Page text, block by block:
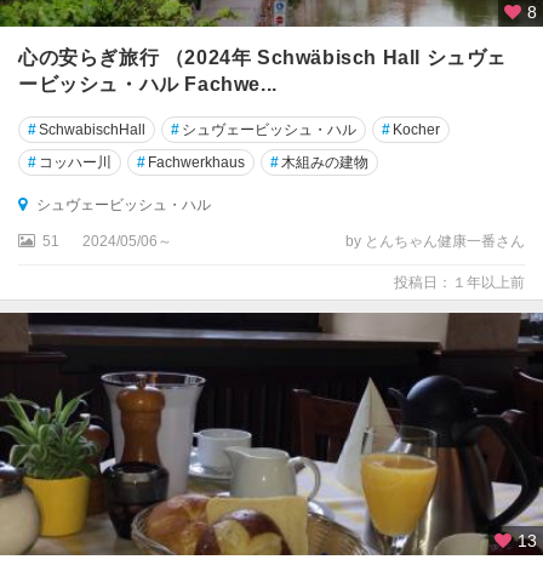
ン
ル
ク
ア
イ
ナ
ッ
ア
ウ
ス
ブ
ル
ク
シ
8
心の安らぎ旅行 （2024年 Schwäbisch Hall シュヴェ
ービッシュ・ハル Fachwe...
#SchwabischHall # シュヴェービッシュ・ハル # Kocher
# コッハー川 # Fachwerkhaus #木組みの建物
シュヴェービッシュ・ハル
51 2024/05/06～ by とんちゃん健康一番さん
投稿日：１年以上前
13